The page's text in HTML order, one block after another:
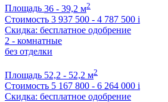
Площадь 36 - 39,2 м2
Стоимость 3 937 500 - 4 787 500 i
Скидка: бесплатное одобрение
2 - комнатные
без отделки
Площадь 52,2 - 52,2 м2
Стоимость 5 167 800 - 6 264 000 i
Скидка: бесплатное одобрение